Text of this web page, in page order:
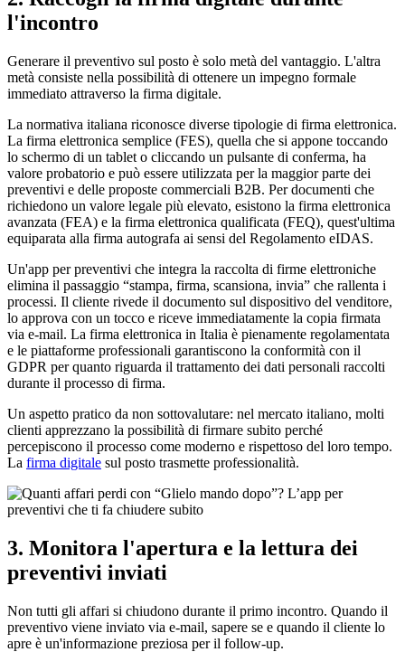
l'incontro
Generare il preventivo sul posto è solo metà del vantaggio. L'altra
metà consiste nella possibilità di ottenere un impegno formale
immediato attraverso la firma digitale.
La normativa italiana riconosce diverse tipologie di firma elettronica.
La firma elettronica semplice (FES), quella che si appone toccando
lo schermo di un tablet o cliccando un pulsante di conferma, ha
valore probatorio e può essere utilizzata per la maggior parte dei
preventivi e delle proposte commerciali B2B. Per documenti che
richiedono un valore legale più elevato, esistono la firma elettronica
avanzata (FEA) e la firma elettronica qualificata (FEQ), quest'ultima
equiparata alla firma autografa ai sensi del Regolamento eIDAS.
Un'app per preventivi che integra la raccolta di firme elettroniche
elimina il passaggio “stampa, firma, scansiona, invia” che rallenta i
processi. Il cliente rivede il documento sul dispositivo del venditore,
lo approva con un tocco e riceve immediatamente la copia firmata
via e-mail. La firma elettronica in Italia è pienamente regolamentata
e le piattaforme professionali garantiscono la conformità con il
GDPR per quanto riguarda il trattamento dei dati personali raccolti
durante il processo di firma.
Un aspetto pratico da non sottovalutare: nel mercato italiano, molti
clienti apprezzano la possibilità di firmare subito perché
percepiscono il processo come moderno e rispettoso del loro tempo.
La firma digitale sul posto trasmette professionalità.
3. Monitora l'apertura e la lettura dei
preventivi inviati
Non tutti gli affari si chiudono durante il primo incontro. Quando il
preventivo viene inviato via e-mail, sapere se e quando il cliente lo
apre è un'informazione preziosa per il follow-up.